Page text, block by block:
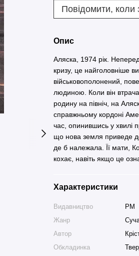
Повідомити, коли
Опис
Аляска, 1974 рік.
кризу, це найголовніше
військовополонений,
людиною. Коли він
родину на північ, на
справжньому кордоні
час, опинившись у хвилі
що нова земля приведе
де б належала. Її мати,
кохає, навіть якщо це
Характеристики
Видавництво
РМ
Жанр
Автор
Обкладинка